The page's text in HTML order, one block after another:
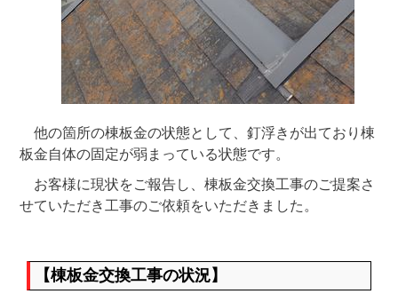
他の箇所の棟板金の状態として、釘浮きが出ており棟
板金自体の固定が弱まっている状態です。
お客様に現状をご報告し、棟板金交換工事のご提案さ
せていただき工事のご依頼をいただきました。
【棟板金交換工事の状況】